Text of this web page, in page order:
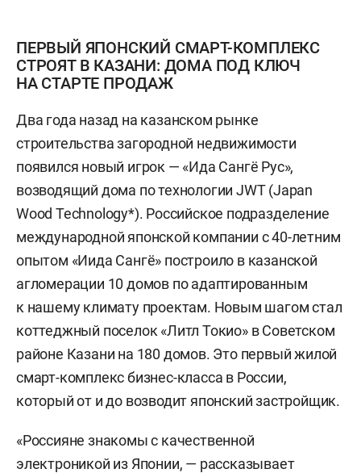
ПЕРВЫЙ ЯПОНСКИЙ СМАРТ-КОМПЛЕКС
СТРОЯТ В КАЗАНИ: ДОМА ПОД КЛЮЧ
НА СТАРТЕ ПРОДАЖ
Два года назад на казанском рынке
строительства загородной недвижимости
появился новый игрок — «Ида Сангё Рус»,
возводящий дома по технологии JWT (Japan
Wood Technology*). Российское подразделение
международной японской компании с 40-летним
опытом «Иида Сангё» построило в казанской
агломерации 10 домов по адаптированным
к нашему климату проектам. Новым шагом стал
коттеджный поселок «Литл Токио» в Советском
районе Казани на 180 домов. Это первый жилой
смарт-комплекс бизнес-класса в России,
который от и до возводит японский застройщик.
«Россияне знакомы с качественной
электроникой из Японии, — рассказывает